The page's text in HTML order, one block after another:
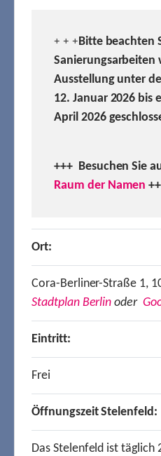
+ + +Bitte beachten
Sanierungsarbeiten
Ausstellung unter
12. Januar 2026 bis
April 2026
+++ Besuchen Sie
Raum der Namen
Ort:
Cora-Berliner-Straße 1,
Stadtplan Berlin oder
Eintritt:
Frei
Öffnungszeit Stelenfeld:
Das Stelenfeld ist täglich